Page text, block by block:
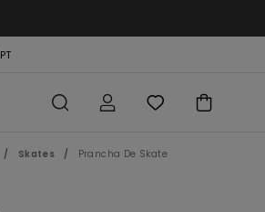
Skates Prancha De Skate